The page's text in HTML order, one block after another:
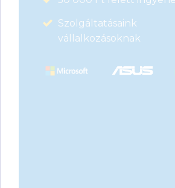
Szolgáltatásaink
vállalkozásoknak